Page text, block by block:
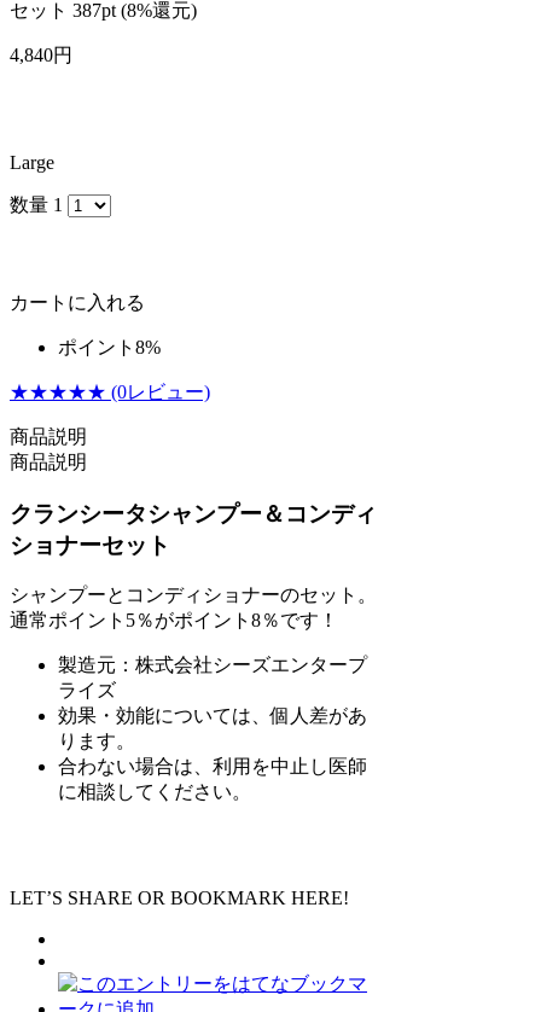
セット 387pt (8%還元)
4,840円
Large
数量 1
カートに入れる
ポイント8%
★★★★★ (0レビュー)
商品説明
商品説明
クランシータシャンプー＆コンディ
ショナーセット
シャンプーとコンディショナーのセット。
通常ポイント5％がポイント8％です！
製造元：株式会社シーズエンタープ
ライズ
効果・効能については、個人差があ
ります。
合わない場合は、利用を中止し医師
に相談してください。
LET’S SHARE OR BOOKMARK HERE!